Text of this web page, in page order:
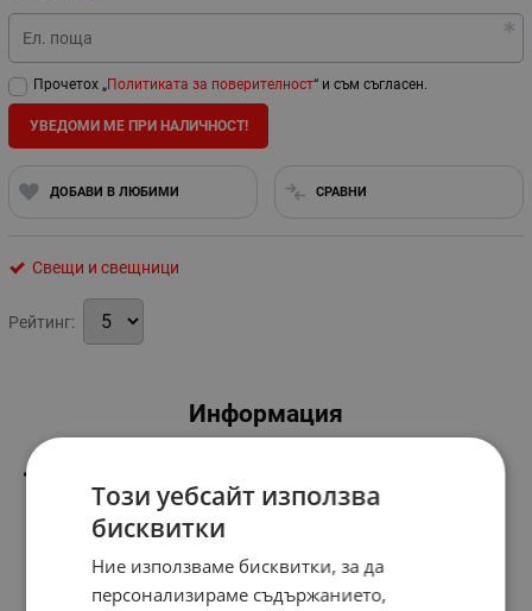
Ел. поща
Прочетох „Политиката за поверителност“ и съм съгласен.
УВЕДОМИ МЕ ПРИ НАЛИЧНОСТ!
ДОБАВИ В ЛЮБИМИ СРАВНИ
Свещи и свещници
Рейтинг:
Информация
Този уебсайт използва
бисквитки
Ние използваме бисквитки, за да
персонализираме съдържанието,